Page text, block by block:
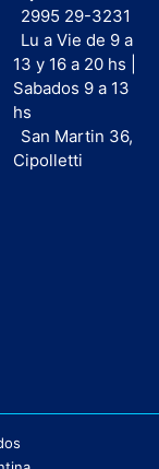
2995 29-3231
Lu a Vie de 9 a
13 y 16 a 20 hs |
Sabados 9 a 13
hs
San Martin 36,
Cipolletti